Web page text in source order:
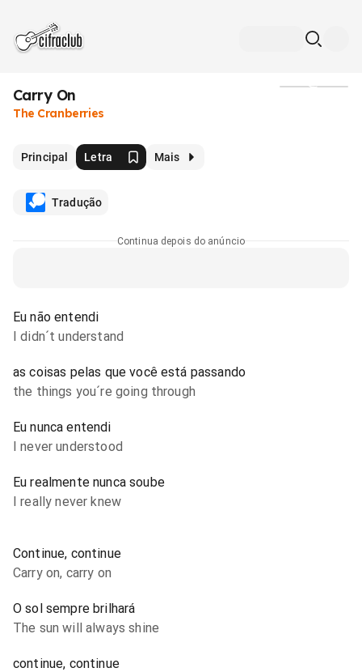
Carry On
The Cranberries
Principal Letra Mais
Tradução
Continua depois do anúncio
Eu não entendi
I didn´t understand
as coisas pelas que você está passando
the things you´re going through
Eu nunca entendi
I never understood
Eu realmente nunca soube
I really never knew
Continue, continue
Carry on, carry on
O sol sempre brilhará
The sun will always shine
continue, continue